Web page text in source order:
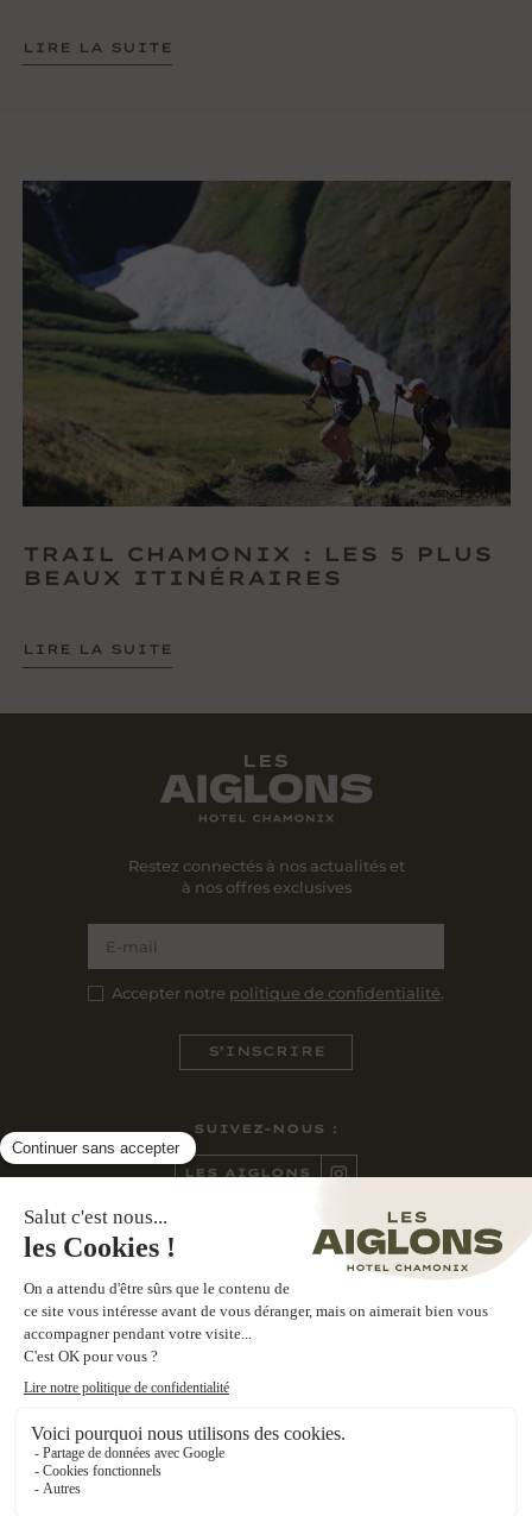
LIRE LA SUITE
TRAIL CHAMONIX : LES 5 PLUS
BEAUX ITINÉRAIRES
LIRE LA SUITE
SUIVEZ-NOUS :
LES AIGLONS
Restez connectés à nos actualités et
à nos offres exclusives
Accepter notre politique de conﬁdentialité.
CONTACTEZ-NOUS :
270 AVENUE DE COURMAYEUR
74400 CHAMONIX-MONT-BLANC
+33 (0)4 50 55 90 93